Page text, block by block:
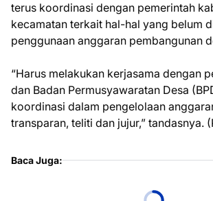
terus koordinasi dengan pemerintah
kecamatan terkait hal-hal yang belum
penggunaan anggaran pembangunan
“Harus melakukan kerjasama dengan
dan Badan Permusyawaratan Desa
koordinasi dalam pengelolaan
transparan, teliti dan jujur,” tandasnya.
Baca Juga: